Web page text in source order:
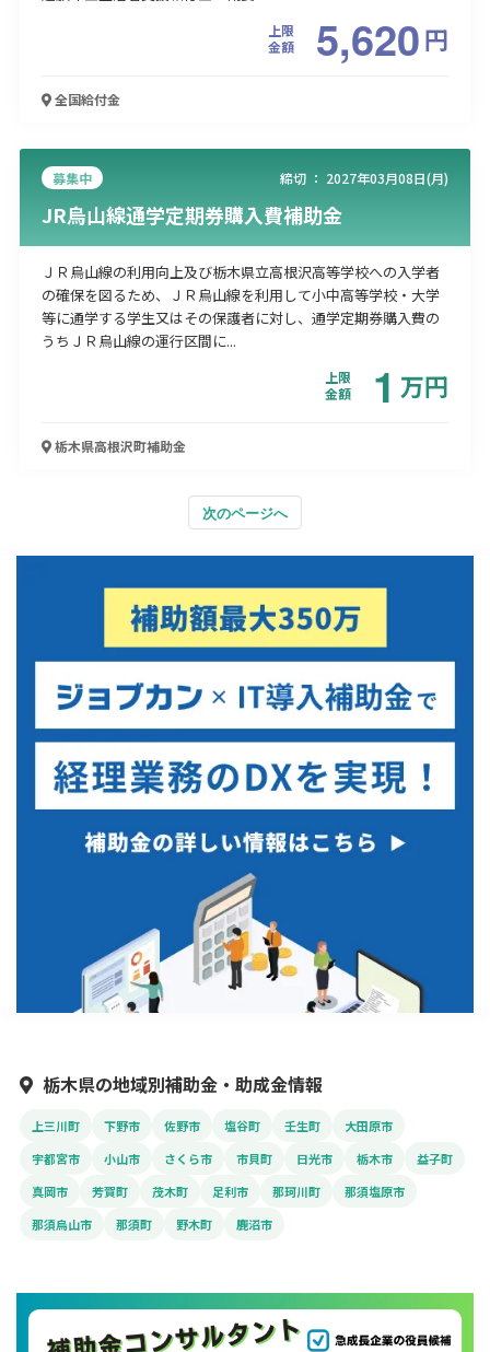
上限
金額
5,620円
全国給付金
募集中 締切 ： 2027年03月08日(月)
JR烏山線通学定期券購入費補助金
ＪＲ烏山線の利用向上及び栃木県立高根沢高等学校への入学者
の確保を図るため、ＪＲ烏山線を利用して小中高等学校・大学
等に通学する学生又はその保護者に対し、通学定期券購入費の
うちＪＲ烏山線の運行区間に...
上限
金額
1 万円
栃木県高根沢町補助金
次のページへ
栃木県の地域別補助金・助成金情報
上三川町 下野市 佐野市 塩谷町 壬生町
大田原市
宇都宮市
小山市 さくら市 市貝町 日光市 栃木市
益子町
真岡市
芳賀町 茂木町 足利市 那珂川町
那須塩原市
那須烏山市
那須町 野木町 鹿沼市